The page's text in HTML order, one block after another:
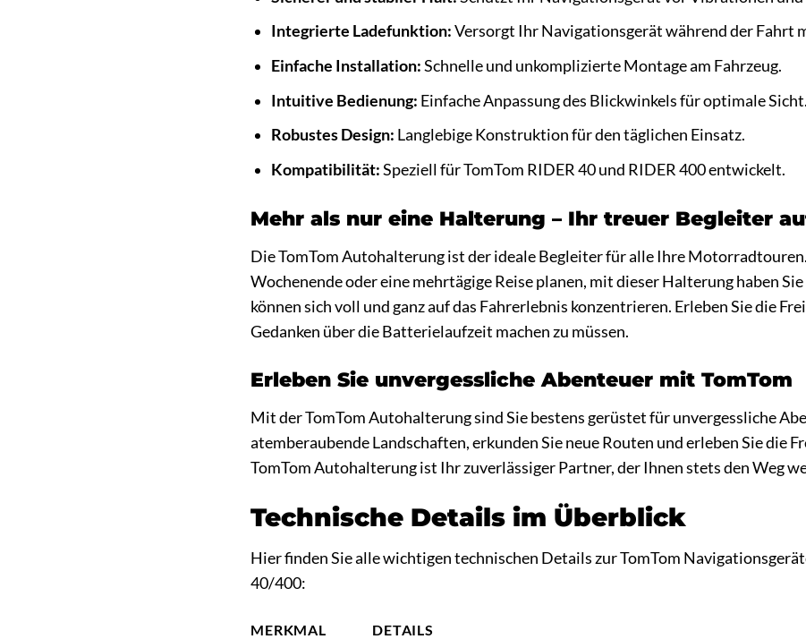
Integrierte Ladefunktion:Versorgt Ihr Navigationsgerät während der Fahrt
Einfache Installation:Schnelle und unkomplizierte Montage am Fahrzeug.
Intuitive Bedienung: Einfache Anpassung des Blickwinkels für optimale Sicht.
Robustes Design: Langlebige Konstruktion für den täglichen Einsatz.
Kompatibilität:Speziell für TomTom RIDER 40 und RIDER 400 entwickelt.
Mehr als nur eine Halterung – Ihr treuer Begleiter
Die TomTom Autohalterung ist der ideale Begleiter für alle Ihre
Wochenende oder eine mehrtägige Reise planen, mit dieser Halterung haben
können sich voll und ganz auf das Fahrerlebnis konzentrieren. Erleben Sie die
Gedanken über die Batterielaufzeit machen zu müssen.
Erleben Sie unvergessliche Abenteuer mit TomTom
Mit der TomTom Autohalterung sind Sie bestens gerüstet für unvergessliche
atemberaubende Landschaften, erkunden Sie neue Routen und erleben Sie die
TomTom Autohalterung ist Ihr zuverlässiger Partner, der Ihnen stets den Weg
Technische Details im Überblick
Hier finden Sie alle wichtigen technischen Details zur TomTom
40/400:
MERKMAL
DETAILS